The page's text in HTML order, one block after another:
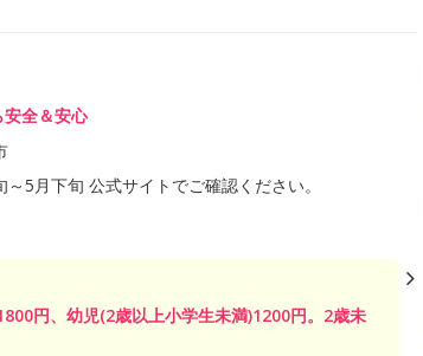
全＆安心
5月下旬 公式サイトでご確認ください。
円、幼児(2歳以上小学生未満)1200円。2歳未